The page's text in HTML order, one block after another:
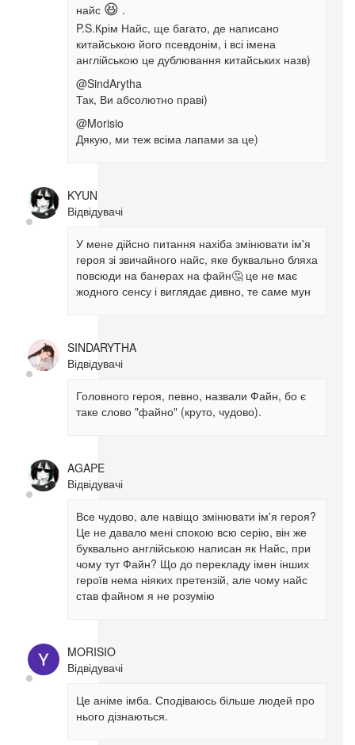
найс 😆 .
P.S.Крім Найс, ще багато, де написано
китайською його псевдонім, і всі імена
англійською це дублювання китайських назв)
@SindArytha
Так, Ви абсолютно праві)
@Morisio
Дякую, ми теж всіма лапами за це)
KYUN
Відвідувачі
У мене дійсно питання нахіба змінювати ім'я
героя зі звичайного найс, яке буквально бляха
повсюди на банерах на файн🤔 це не має
жодного сенсу і виглядає дивно, те саме мун
SINDARYTHA
Відвідувачі
Головного героя, певно, назвали Файн, бо є
таке слово "файно" (круто, чудово).
AGAPE
Відвідувачі
Все чудово, але навіщо змінювати ім'я героя?
Це не давало мені спокою всю серію, він же
буквально англійською написан як Найс, при
чому тут Файн? Що до перекладу імен інших
героїв нема ніяких претензій, але чому найс
став файном я не розумію
MORISIO
Відвідувачі
Це аніме імба. Сподіваюсь більше людей про
нього дізнаються.